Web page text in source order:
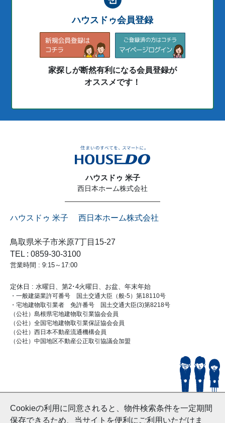
Cookieの利用に同意されると、物件検索条件を一定期間
保存できるため、当サイトを便利にご利用いただけま
ハウスドゥ会員登録
家探しが断然有利になる会員登録が
オススメです！
ハウスドゥ 米子
西日本ホーム株式会社
ハウスドゥ 米子 西日本ホーム株式会社
鳥取県米子市米原7丁目15-27
TEL : 0859-30-3100
営業時間 : 9:15～17:00
定休日 : 水曜日、第2･4火曜日、お盆、年末年始
・一般建築業許可番号 国土交通大臣（般-5）第18110号
・宅地建物取引業者 免許番号 国土交通大臣(3)第8218号
（公社）島根県宅地建物取引業協会会員
（公社）全国宅地建物取引業保証協会会員
（公社）西日本不動産流通機構会員
（公社）中国地区不動産公正取引協議会加盟
© HouseDoYonago
and Nishinihon Home Co.ltd All Rights Reserved.